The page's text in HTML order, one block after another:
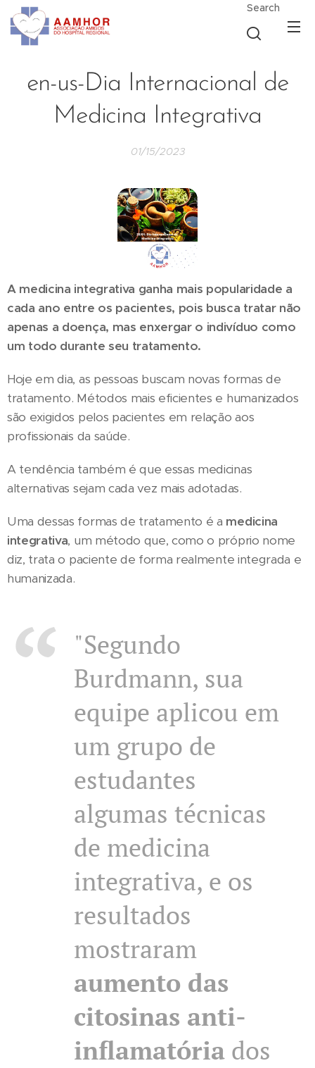
Search
en-us-Dia Internacional de
Medicina Integrativa
01/15/2023
A medicina integrativa ganha mais popularidade a
cada ano entre os pacientes, pois busca tratar não
apenas a doença, mas enxergar o indivíduo como
um todo durante seu tratamento.
Hoje em dia, as pessoas buscam novas formas de
tratamento. Métodos mais eficientes e humanizados
são exigidos pelos pacientes em relação aos
profissionais da saúde.
A tendência também é que essas medicinas
alternativas sejam cada vez mais adotadas.
Uma dessas formas de tratamento é a medicina
integrativa, um método que, como o próprio nome
diz, trata o paciente de forma realmente integrada e
humanizada.
"Segundo
Burdmann, sua
equipe aplicou em
um grupo de
estudantes
algumas técnicas
de medicina
integrativa, e os
resultados
mostraram
aumento das
citosinas anti-
inflamatória dos